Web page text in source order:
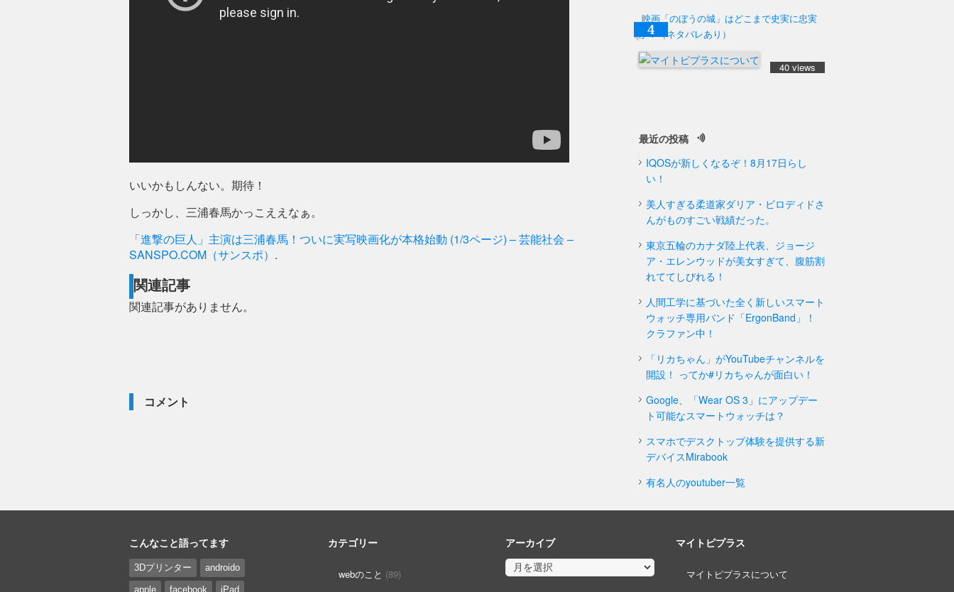
いいかもしんない。期待！
しっかし、三浦春馬かっこええなぁ。
「進撃の巨人」主演は三浦春馬！ついに実写映画化が本格始動 (1/3ページ) – 芸能社会 –
SANSPO.COM（サンスポ） .
関連記事
関連記事がありません。
コメント
映画「のぼうの城」はどこまで史実に忠実
か？（ネタバレあり）
40 views
最近の投稿
IQOSが新しくなるぞ！8月17日らし
い！
美人すぎる柔道家ダリア・ビロディドさ
んがものすごい戦績だった。
東京五輪のカナダ陸上代表、ジョージ
ア・エレンウッドが美女すぎて、腹筋割
れててしびれる！
人間工学に基づいた全く新しいスマート
ウォッチ専用バンド「ErgonBand」！
クラファン中！
「リカちゃん」がYouTubeチャンネルを
開設！ ってか#リカちゃんが面白い！
Google、「Wear OS 3」にアップデー
ト可能なスマートウォッチは？
スマホでデスクトップ体験を提供する新
デバイスMirabook
有名人のyoutuber一覧
こんなこと語ってます
3Dプリンター androido
apple facebook iPad
カテゴリー
webのこと (89)
アーカイブ マイトピプラス
マイトピプラスについて